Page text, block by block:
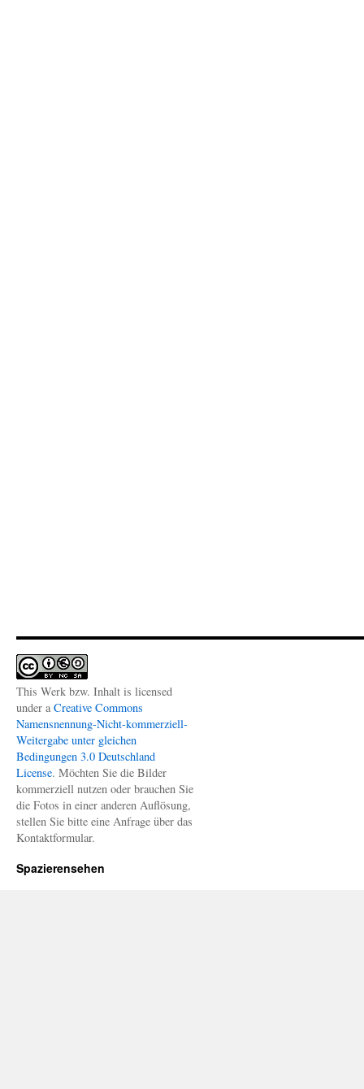
This Werk bzw. Inhalt is licensed
under a Creative Commons
Namensnennung-Nicht-kommerziell-
Weitergabe unter gleichen
Bedingungen 3.0 Deutschland
License. Möchten Sie die Bilder
kommerziell nutzen oder brauchen Sie
die Fotos in einer anderen Auflösung,
stellen Sie bitte eine Anfrage über das
Kontaktformular.
Spazierensehen